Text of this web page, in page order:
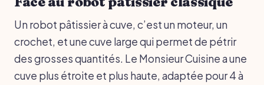
Un robot pâtissier à cuve, c’est un moteur, un
crochet, et une cuve large qui permet de pétrir
des grosses quantités. Le Monsieur Cuisine a une
cuve plus étroite et plus haute, adaptée pour 4 à